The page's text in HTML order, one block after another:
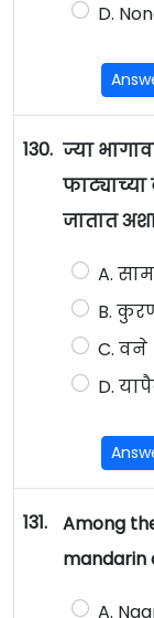
D.
130. ज्या
जातात
A.
B.
C. वने
D.
131.
Among
mandarin
A.